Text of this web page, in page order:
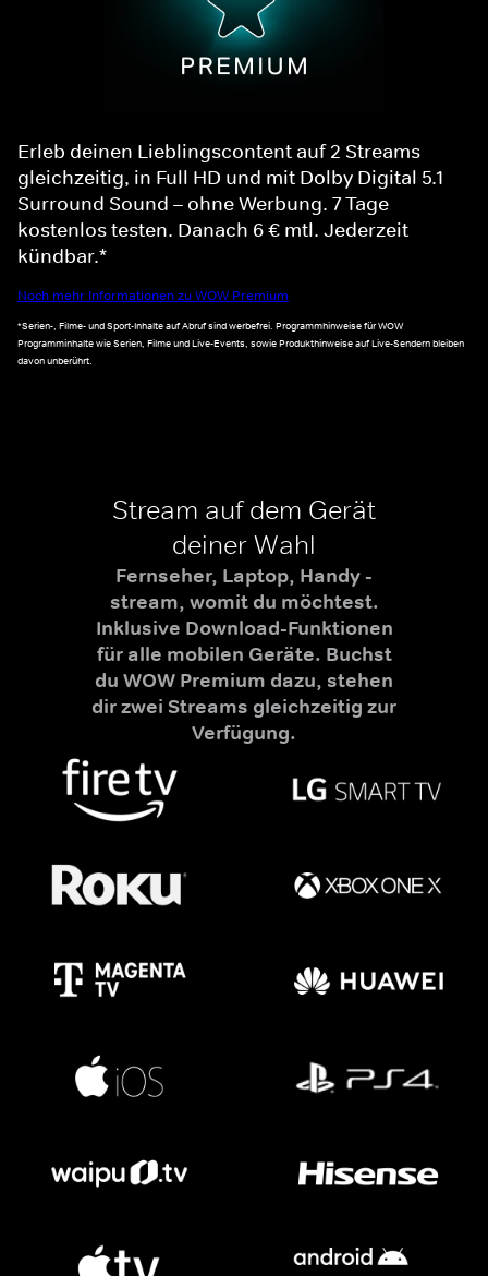
Erleb deinen Lieblingscontent auf 2 Streams
gleichzeitig, in Full HD und mit Dolby Digital 5.1
Surround Sound – ohne Werbung. 7 Tage
kostenlos testen. Danach 6 € mtl. Jederzeit
kündbar.*
Noch mehr Informationen zu WOW Premium
*Serien-, Filme- und Sport-Inhalte auf Abruf sind werbefrei. Programmhinweise für WOW
Programminhalte wie Serien, Filme und Live-Events, sowie Produkthinweise auf Live-Sendern bleiben
davon unberührt.
Stream auf dem Gerät
deiner Wahl
Fernseher, Laptop, Handy -
stream, womit du möchtest.
Inklusive Download-Funktionen
für alle mobilen Geräte. Buchst
du WOW Premium dazu, stehen
dir zwei Streams gleichzeitig zur
Verfügung.